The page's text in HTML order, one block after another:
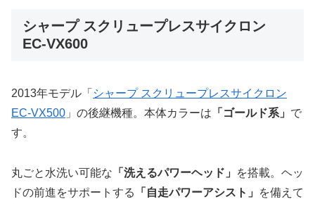
シャープ スクリュープレスサイクロン
EC-VX600
2013年モデル「 シャープ スクリュープレスサイクロン
EC-VX500 」の後継機種。本体カラーは 「ゴールド系」 で
す。
丸ごと水洗い可能な 「洗えるパワーヘッド」
を搭載。ヘッ
ドの前進をサポートする
「自走パワーアシスト」
を備えて